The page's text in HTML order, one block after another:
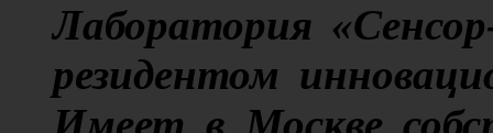
Лаборатория
резидентом